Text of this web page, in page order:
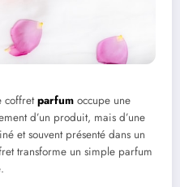
coffretparfum occupe une
d’un produit, mais d’une
et souvent présenté dans un
transforme un simple parfum